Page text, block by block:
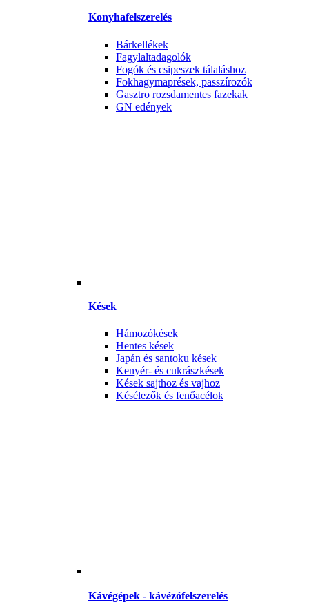
Konyhafelszerelés
Bárkellékek
Fagylaltadagolók
Fogók és csipeszek tálaláshoz
Fokhagymaprések, passzírozók
Gasztro rozsdamentes fazekak
GN edények
Kések
Hámozókések
Hentes kések
Japán és santoku kések
Kenyér- és cukrászkések
Kések sajthoz és vajhoz
Késélezők és fenőacélok
Kávégépek - kávézófelszerelés